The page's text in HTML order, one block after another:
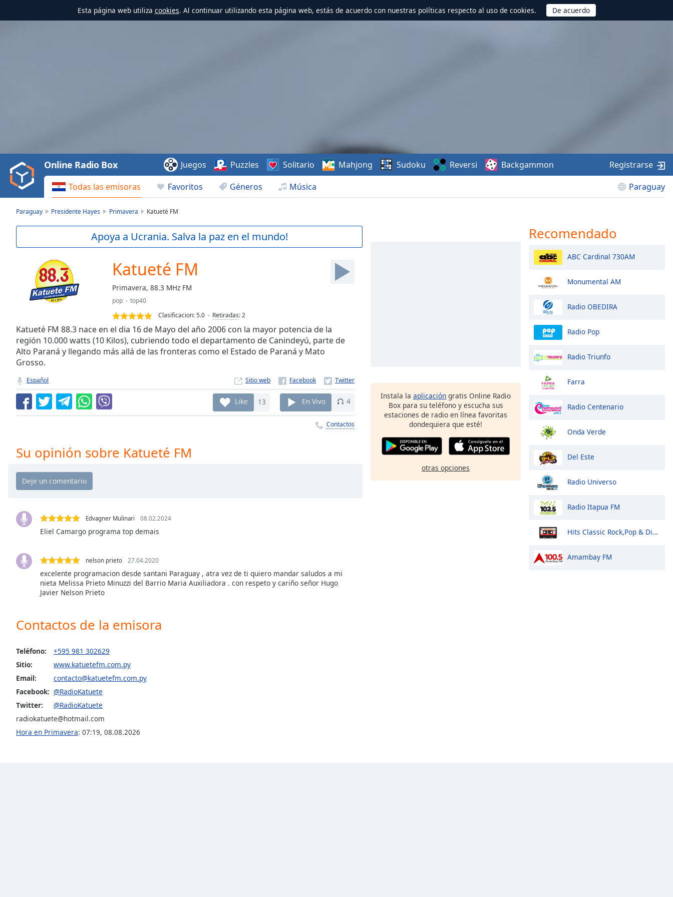
Esta página web utiliza cookies. Al continuar utilizando esta página web, estás de acuerdo con nuestras políticas respecto al uso de cookies.
Video
Play
Backward
Skip
Current
Seek to
currently
behind
LIVE
Remaining
Time-
Chapters
Chapters
Descriptions
descriptions
off ,
selected
subtitles
settings,
opens
dialog
off,
selected
Audio
Picture-
Picture
Fullscreen
Todas las emisoras Favoritos Géneros Música Paraguay
Online Radio Box Juegos Puzzles Solitario Mahjong Sudoku Reversi Backgammon Registrarse
Paraguay Presidente Hayes Primavera Katueté FM
Apoya a Ucrania. Salva la paz en el mundo!
Katueté FM
Primavera, 88.3 MHz FM
pop
top40
Clasificacion:5.0 Retiradas:2
Katueté FM 88.3 nace en el dia 16 de Mayo del año 2006 con la mayor potencia de la
región 10.000 watts (10 Kilos), cubriendo todo el departamento de Canindeyú, parte de
Alto Paraná y llegando más allá de las fronteras como el Estado de Paraná y Mato
Grosso.
Español Sitio web
Like 13 En Vivo 4
Contactos
Su opinión sobre Katueté FM
Edvagner Mulinari 08.02.2024
Eliel Camargo programa top demais
nelson prieto 27.04.2020
excelente programacion desde santani Paraguay , atra vez de ti quiero mandar saludos a mi
nieta Melissa Prieto Minuzzi del Barrio Maria Auxiliadora . con respeto y cariño señor Hugo
Javier Nelson Prieto
Contactos de la emisora
Teléfono:
+595 981 302629
Sitio:
www.katuetefm.com.py
Email:
contacto@katuetefm.com.py
Facebook: @RadioKatuete
Twitter:
@RadioKatuete
radiokatuete@hotmail.com
Hora en Primavera: 07:19, 08.08.2026
Instala la aplicación gratis Online Radio
Box para su teléfono y escucha sus
estaciones de radio en línea favoritas
dondequiera que esté!
otras opciones
Recomendado
ABC Cardinal 730AM
Monumental AM
Radio OBEDIRA
Radio Pop
Radio Triunfo
Farra
Radio Centenario
Onda Verde
Del Este
Radio Universo
Radio Itapua FM
Hits Classic Rock,Pop & Disco
Amambay FM